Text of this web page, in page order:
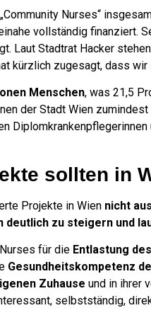
Nurses“
vollständig finanziert.
Laut Stadtrat Hacker
kürzlich zugesagt, dass
Menschen, was 21,5
der Stadt Wien
sollten in
Projekte in Wien nicht
deutlich zu steigern und
für die Entlastung
Gesundheitskompetenz
Zuhause und in ihrer
selbstständig,